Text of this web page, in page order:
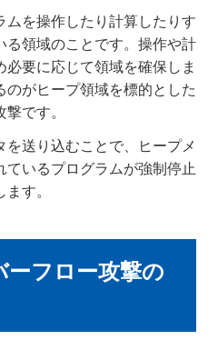
ムを操作したり計算したりす
る領域のことです。操作や計
要に応じて領域を確保しま
がヒープ領域を標的とした
です。
を送り込むことで、ヒープメ
ているプログラムが強制停止
す。
フロー攻撃の